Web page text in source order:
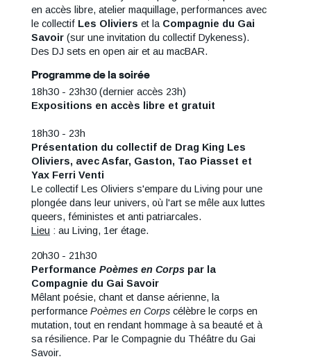
en accès libre, atelier maquillage, performances avec
le collectif Les Oliviers et la Compagnie du Gai
Savoir (sur une invitation du collectif Dykeness).
Des DJ sets en open air et au macBAR.
Programme de la soirée
18h30 - 23h30 (dernier accès 23h)
Expositions en accès libre et gratuit
18h30 - 23h
Présentation du collectif de Drag King Les
Oliviers, avec Asfar, Gaston, Tao Piasset et
Yax Ferri Venti
Le collectif Les Oliviers s'empare du Living pour une
plongée dans leur univers, où l'art se mêle aux luttes
queers, féministes et anti patriarcales.
Lieu : au Living, 1er étage.
20h30 - 21h30
Performance Poèmes en Corps par la
Compagnie du Gai Savoir
Mêlant poésie, chant et danse aérienne, la
performance Poèmes en Corps célèbre le corps en
mutation, tout en rendant hommage à sa beauté et à
sa résilience. Par le Compagnie du Théâtre du Gai
Savoir.